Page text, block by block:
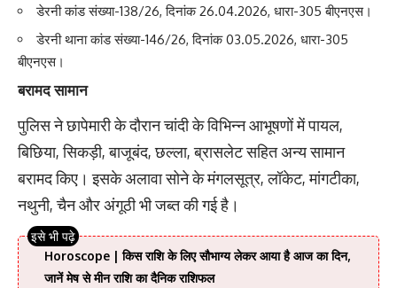
डेरनी कांड संख्या-138/26, दिनांक 26.04.2026, धारा-305 बीएनएस।
डेरनी थाना कांड संख्या-146/26, दिनांक 03.05.2026, धारा-305
बीएनएस।
बरामद सामान
पुलिस ने छापेमारी के दौरान चांदी के विभिन्न आभूषणों में पायल,
बिछिया, सिकड़ी, बाजूबंद, छल्ला, ब्रासलेट सहित अन्य सामान
बरामद किए। इसके अलावा सोने के मंगलसूत्र, लॉकेट, मांगटीका,
नथुनी, चैन और अंगूठी भी जब्त की गई है।
Horoscope | किस राशि के लिए सौभाग्य लेकर आया है आज का दिन,
जानें मेष से मीन राशि का दैनिक राशिफल